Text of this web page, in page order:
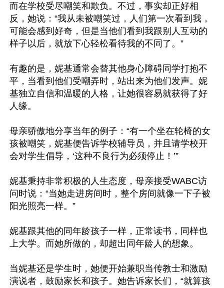
而在学校受尽嘲笑和欺负。不过，事实却正好相
反，她说：“我从未被嘲笑过，人们第一次看到我，
可能会感到好奇，但是当他们看到我跟别人互动的
样子以后，就放下心轻松看待我的不同了。”
有趣的是，妮基通常会替其他身心障碍同学打抱不
平，当看到他们受嘲弄时，站出来为他们发声。妮
基独立自信和温暖的人格，让她很容易就获得了好
人缘。
母亲骄傲地分享当年的例子：“有一个坐在轮椅的女
孩被嘲笑，妮基便告诉学校辅导员，并且请学校开
会对学生倡导，‘这种不良行为必须停止！’”
妮基秉持非常积极的人生态度，母亲接受WABC访
问时说：“当她走进房间时，整个房间就像一下子被
阳光照亮一样。”
妮基跟其他的同年龄孩子一样，正常读书，同样也
上大学。而她所做的，却超出同年龄人的想象。
当妮基还是学生时，她便开始兼职当传教士和激励
演说者，鼓励家长和孩子。她告诉家长们，“就算孩